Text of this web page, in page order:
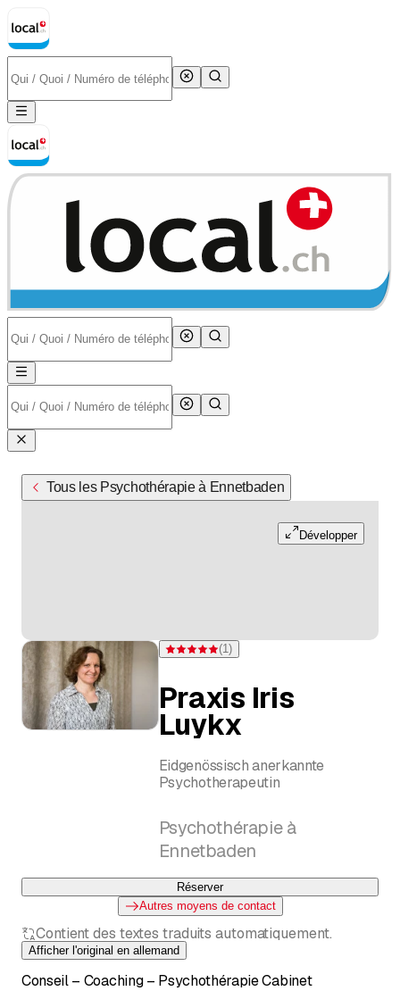
Tous les Psychothérapie à Ennetbaden
Développer
Note 5 sur 5 étoiles pour d'une évaluation
(1)
Praxis Iris
Luykx
Eidgenössisch anerkannte
Psychotherapeutin
Psychothérapie à
Ennetbaden
Réserver
Autres moyens de contact
Contient des textes traduits automatiquement.
Afficher l'original en allemand
Conseil – Coaching – Psychothérapie Cabinet